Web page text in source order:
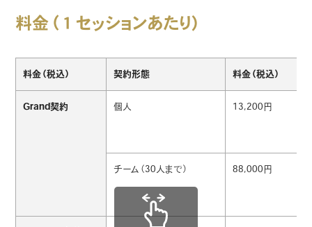
料金（１セッションあたり）
料金（税込） 契約形態 料金（税込）
Grand契約 個人 13,200円
チーム（30人まで） 88,000円